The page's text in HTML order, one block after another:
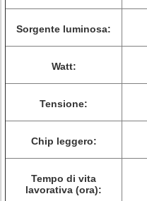
Sorgente luminosa:
Watt:
Tensione:
Chip leggero:
Tempo di vita
lavorativa (ora):